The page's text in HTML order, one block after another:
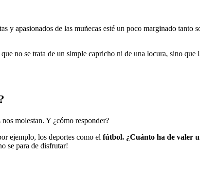
apasionados de las muñecas esté un poco marginado tanto
no se trata de un simple capricho ni de una locura, sino que
molestan. Y ¿cómo responder?
ejemplo, los deportes como el fútbol. ¿Cuánto ha de valer
se para de disfrutar!